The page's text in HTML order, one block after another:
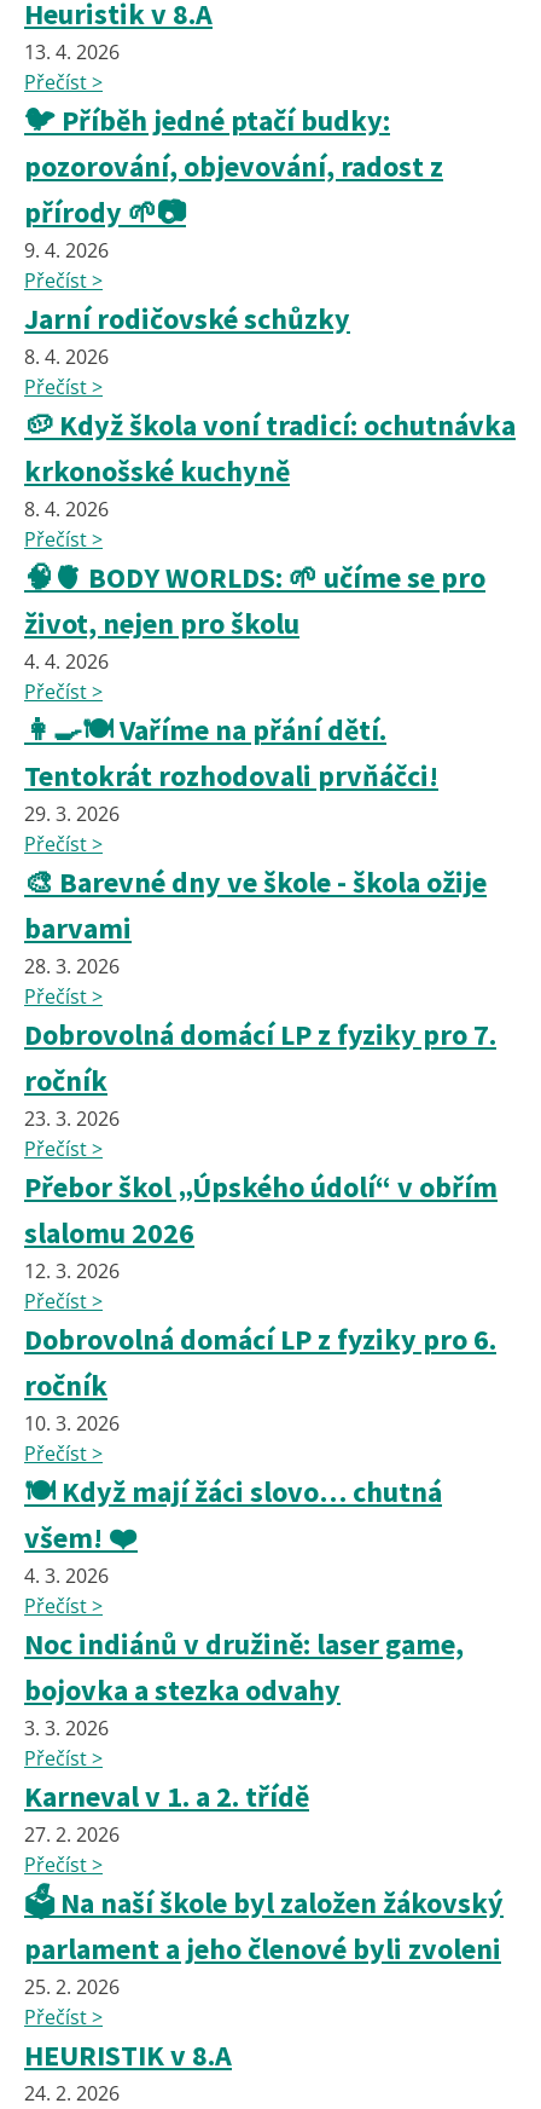
Heuristik v 8.A
13. 4. 2026
Přečíst >
🐦 Příběh jedné ptačí budky:
pozorování, objevování, radost z
přírody 🌱📷
9. 4. 2026
Přečíst >
Jarní rodičovské schůzky
8. 4. 2026
Přečíst >
🥔 Když škola voní tradicí: ochutnávka
krkonošské kuchyně
8. 4. 2026
Přečíst >
🧠🫀 BODY WORLDS: 🌱 učíme se pro
život, nejen pro školu
4. 4. 2026
Přečíst >
👩‍🍳🍽️ Vaříme na přání dětí.
Tentokrát rozhodovali prvňáčci!
29. 3. 2026
Přečíst >
🎨 Barevné dny ve škole - škola ožije
barvami
28. 3. 2026
Přečíst >
Dobrovolná domácí LP z fyziky pro 7.
ročník
23. 3. 2026
Přečíst >
Přebor škol „Úpského údolí“ v obřím
slalomu 2026
12. 3. 2026
Přečíst >
Dobrovolná domácí LP z fyziky pro 6.
ročník
10. 3. 2026
Přečíst >
🍽️ Když mají žáci slovo… chutná
všem! ❤️
4. 3. 2026
Přečíst >
Noc indiánů v družině: laser game,
bojovka a stezka odvahy
3. 3. 2026
Přečíst >
Karneval v 1. a 2. třídě
27. 2. 2026
Přečíst >
🗳️ Na naší škole byl založen žákovský
parlament a jeho členové byli zvoleni
25. 2. 2026
Přečíst >
HEURISTIK v 8.A
24. 2. 2026